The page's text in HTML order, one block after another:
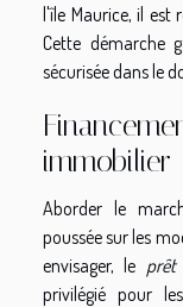
l'île Maurice, il est
Cette démarche
sécurisée dans le
immobilier
Aborder le
poussée sur les
envisager, le prêt
privilégié pour